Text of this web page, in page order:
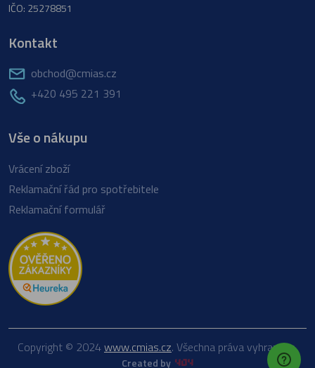
IČO: 25278851
Kontakt
obchod@cmias.cz
+420 495 221 391
Vše o nákupu
Vrácení zboží
Reklamační řád pro spotřebitele
Reklamační formulář
Copyright © 2024www.cmias.cz. Všechna práva vyhrazena.
Created by